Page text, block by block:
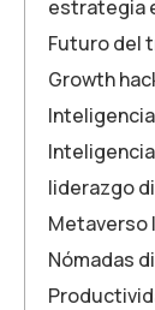
estrategia
Futuro del
Growth
liderazgo
Metaverso
Nómadas